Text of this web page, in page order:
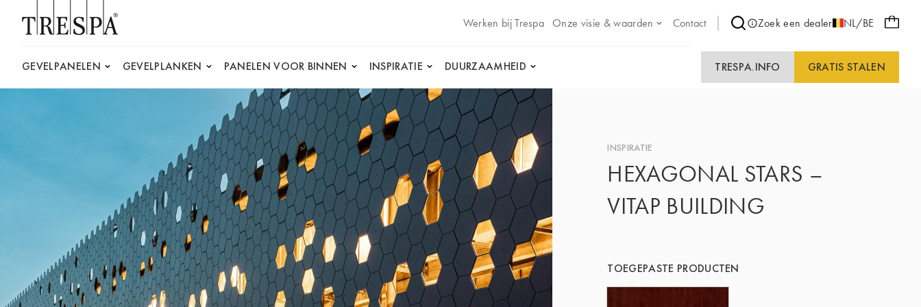
Werken bij Trespa
Onze visie & waarden Contact Zoek een dealer NL/BE
GEVELPANELEN GEVELPLANKEN PANELEN VOOR BINNEN INSPIRATIE DUURZAAMHEID TRESPA.INFO GRATIS STALEN
INSPIRATIE
HEXAGONAL STARS –
VITAP BUILDING
TOEGEPASTE PRODUCTEN